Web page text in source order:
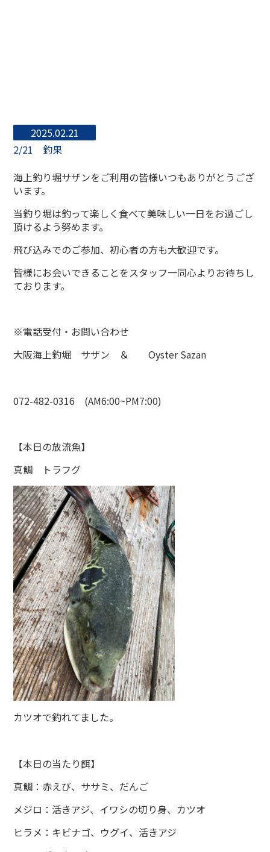
2025.02.21
2/21 釣果
海上釣り堀サザンをご利用の皆様いつもありがとうござ
います。
当釣り堀は釣って楽しく食べて美味しい一日をお過ごし
頂けるよう努めます。
飛び込みでのご参加、初心者の方も大歓迎です。
皆様にお会いできることをスタッフ一同心よりお待ちし
ております。
※電話受付・お問い合わせ
大阪海上釣堀 サザン ＆ Oyster Sazan
072-482-0316 (AM6:00~PM7:00)
【本日の放流魚】
真鯛 トラフグ
カツオで釣れてました。
【本日の当たり餌】
真鯛：赤えび、ササミ、だんご
メジロ：活きアジ、イワシの切り身、カツオ
ヒラメ：キビナゴ、ウグイ、活きアジ